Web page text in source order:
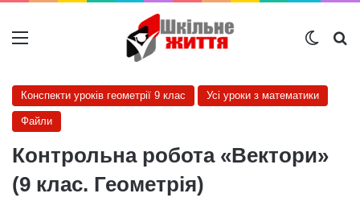
Меню
Конспекти уроків геометрії 9 клас Усі уроки з математики
Файли
Контрольна робота «Вектори»
(9 клас. Геометрія)